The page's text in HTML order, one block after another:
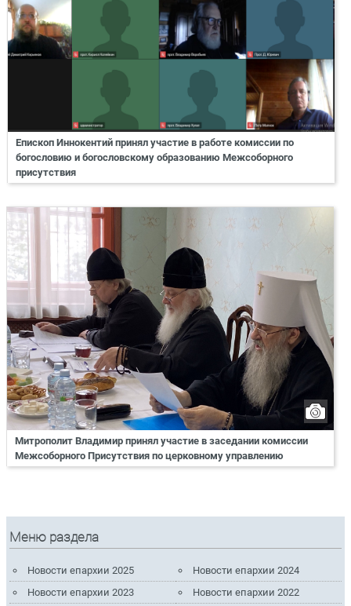
Епископ Иннокентий принял участие в работе комиссии по
богословию и богословскому образованию Межсоборного
присутствия
Митрополит Владимир принял участие в заседании комиссии
Межсоборного Присутствия по церковному управлению
Меню раздела
Новости епархии 2025
Новости епархии 2024
Новости епархии 2023
Новости епархии 2022